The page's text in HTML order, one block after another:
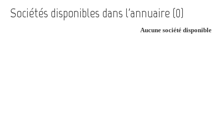
Sociétés disponibles dans l'annuaire (0)
Aucune société disponible